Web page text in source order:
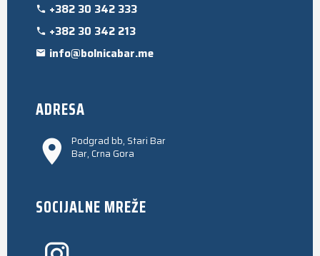
+382 30 342 333
+382 30 342 213
info@bolnicabar.me
ADRESA
Podgrad bb, Stari Bar
Bar, Crna Gora
SOCIJALNE MREŽE